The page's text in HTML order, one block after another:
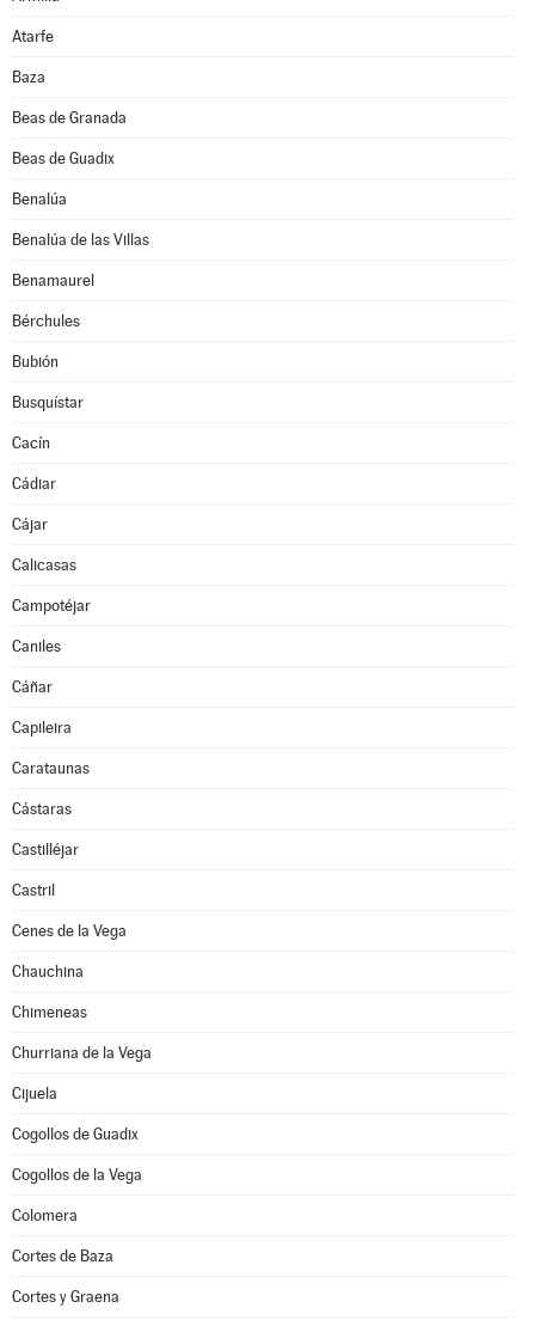
Atarfe
Baza
Beas de Granada
Beas de Guadix
Benalúa
Benalúa de las Villas
Benamaurel
Bérchules
Bubión
Busquístar
Cacín
Cádiar
Cájar
Calicasas
Campotéjar
Caniles
Cáñar
Capileira
Carataunas
Cástaras
Castilléjar
Castril
Cenes de la Vega
Chauchina
Chimeneas
Churriana de la Vega
Cijuela
Cogollos de Guadix
Cogollos de la Vega
Colomera
Cortes de Baza
Cortes y Graena